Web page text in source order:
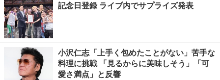
記念日登録 ライブ内でサプライズ発表
小沢仁志「上手く包めたことがない」苦手な
料理に挑戦 「見るからに美味しそう」「可
愛さ満点」と反響